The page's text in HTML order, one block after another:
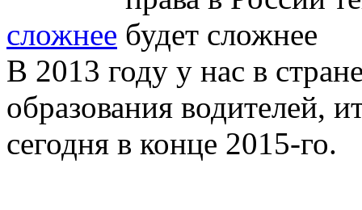
сложнее
В 2013 году у нас в
образования водителей,
сегодня в конце 2015-го.